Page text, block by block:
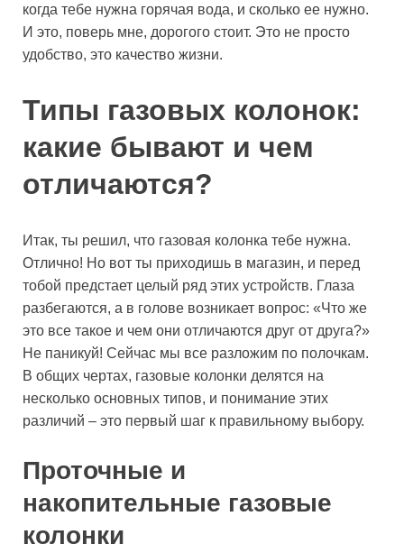
когда тебе нужна горячая вода, и сколько ее нужно.
И это, поверь мне, дорогого стоит. Это не просто
удобство, это качество жизни.
Типы газовых колонок:
какие бывают и чем
отличаются?
Итак, ты решил, что газовая колонка тебе нужна.
Отлично! Но вот ты приходишь в магазин, и перед
тобой предстает целый ряд этих устройств. Глаза
разбегаются, а в голове возникает вопрос: «Что же
это все такое и чем они отличаются друг от друга?»
Не паникуй! Сейчас мы все разложим по полочкам.
В общих чертах, газовые колонки делятся на
несколько основных типов, и понимание этих
различий – это первый шаг к правильному выбору.
Проточные и
накопительные газовые
колонки